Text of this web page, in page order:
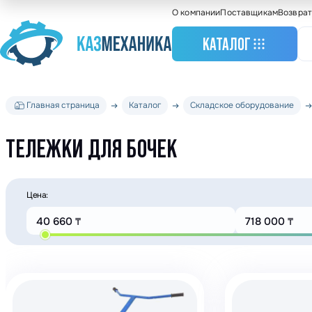
О компанииПоставщикам
КАТАЛОГ
Станочное
Весовое
Строительное
Главная страница Каталог Складское оборудование
ТЕЛЕЖКИ ДЛЯ БОЧЕК
Цена: